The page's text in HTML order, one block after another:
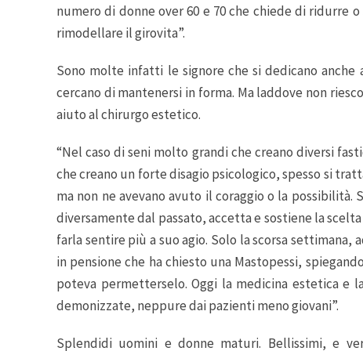
numero di donne over 60 e 70 che chiede di ridurre
rimodellare il girovita”.
Sono molte infatti le signore che si dedicano
cercano di mantenersi in forma. Ma laddove non
aiuto al chirurgo estetico.
“Nel caso di seni molto grandi che creano diversi
che creano un forte disagio psicologico, spesso si
ma non ne avevano avuto il coraggio o la possibilità.
diversamente dal passato, accetta e sostiene la
farla sentire più a suo agio. Solo la scorsa settimana,
in pensione che ha chiesto una Mastopessi,
poteva permetterselo. Oggi la medicina estetica e
demonizzate, neppure dai pazienti meno giovani”.
Splendidi uomini e donne maturi. Bellissimi, e